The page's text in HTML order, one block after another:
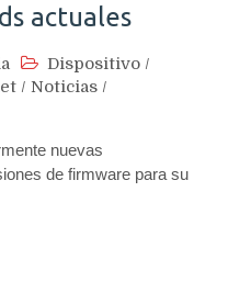
actuales
Dispositivo /
/ Noticias /
nuevas
de firmware para su